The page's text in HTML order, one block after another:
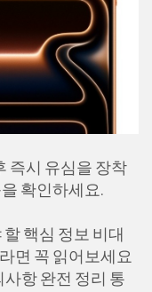
즉시 유심을 장착
확인하세요.
핵심 정보 비대
면 꼭 읽어보세요
항 완전 정리 통